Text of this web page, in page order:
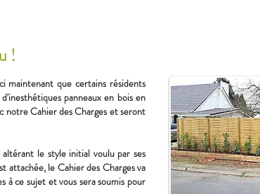
!
maintenant que certains résidents
panneaux en bois en
notre Cahier des Charges et seront
le style initial voulu par ses
attachée, le Cahier des Charges va
à ce sujet et vous sera soumis pour